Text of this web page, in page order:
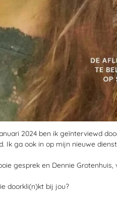
2024 ben ik geïnterviewd
Ik ga ook in op mijn nieuwe dienst:
gesprek en Dennie
doorkli(n)kt bij jou?